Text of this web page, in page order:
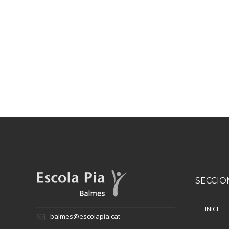
balmes@escolapia.cat
INICI